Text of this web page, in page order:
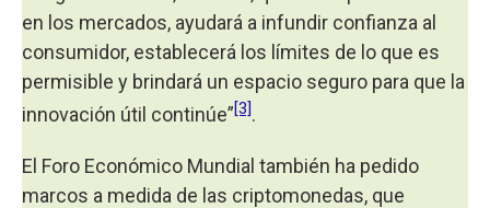
en los mercados, ayudará a infundir confianza al
consumidor, establecerá los límites de lo que es
permisible y brindará un espacio seguro para que la
innovación útil continúe”[3].
El Foro Económico Mundial también ha pedido
marcos a medida de las criptomonedas, que